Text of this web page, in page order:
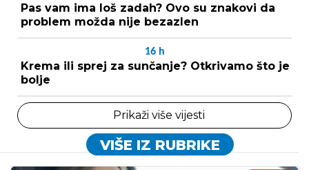
Pas vam ima loš zadah? Ovo su znakovi da
problem možda nije bezazlen
16 h
Krema ili sprej za sunčanje? Otkrivamo što je
bolje
Prikaži više vijesti
VIŠE IZ RUBRIKE